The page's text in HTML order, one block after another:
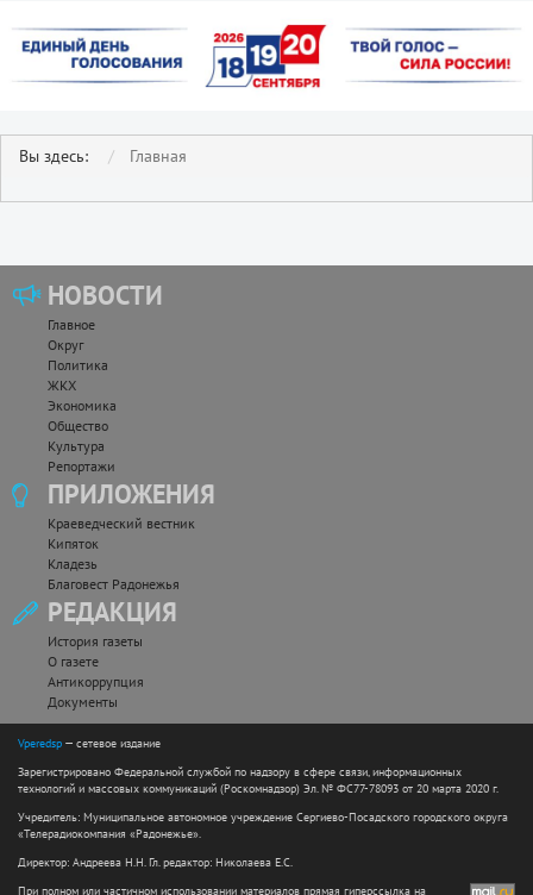
Вы здесь: Главная
НОВОСТИ
Главное
Округ
Политика
ЖКХ
Экономика
Общество
Культура
Репортажи
ПРИЛОЖЕНИЯ
Краеведческий вестник
Кипяток
Кладезь
Благовест Радонежья
РЕДАКЦИЯ
История газеты
О газете
Антикоррупция
Документы
Vperedsp — сетевое издание
Зарегистрировано Федеральной службой по надзору в сфере связи, информационных
технологий и массовых коммуникаций (Роскомнадзор) Эл. № ФС77-78093 от 20 марта 2020 г.
Учредитель: Муниципальное автономное учреждение Сергиево-Посадского городского округа
«Телерадиокомпания «Радонежье».
Директор: Андреева Н.Н. Гл. редактор: Николаева Е.С.
При полном или частичном использовании материалов прямая гиперссылка на